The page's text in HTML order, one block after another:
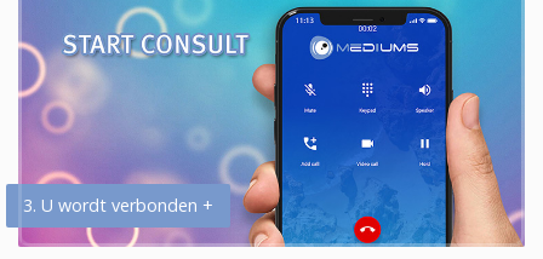
3. U wordt verbonden +